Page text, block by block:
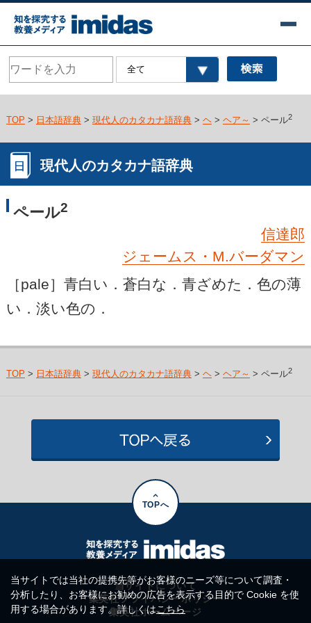
TOP > 日本語辞典> 現代人のカタカナ語辞典> ヘ> ヘア～ > ペール2
現代人のカタカナ語辞典
ペール2
信達郎
ジェームス・M.バーダマン
［pale］青白い．蒼白な．青ざめた．色の薄
い．淡い色の．
TOP > 日本語辞典> 現代人のカタカナ語辞典> ヘ> ヘア～ > ペール2
TOPへ
当サイトについて
集英社プライバシーポリシー
集英社ホームページ
当サイトでは当社の提携先等がお客様のニーズ等について調査・
分析したり、お客様にお勧めの広告を表示する目的で Cookie を使
用する場合があります。詳しくはこちら